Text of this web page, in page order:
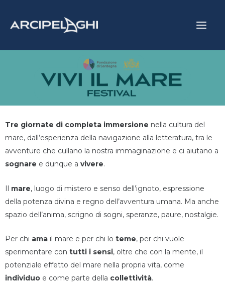
contenuto
Menu
Tre giornate di completa immersione nella cultura del
mare, dall’esperienza della navigazione alla letteratura, tra le
avventure che cullano la nostra immaginazione e ci aiutano a
sognare e dunque a vivere.
Il mare, luogo di mistero e senso dell’ignoto, espressione
della potenza divina e regno dell’avventura umana. Ma anche
spazio dell’anima, scrigno di sogni, speranze, paure, nostalgie.
Per chi ama il mare e per chi lo teme, per chi vuole
sperimentare con tutti i sensi, oltre che con la mente, il
potenziale effetto del mare nella propria vita, come
individuo e come parte della collettività.